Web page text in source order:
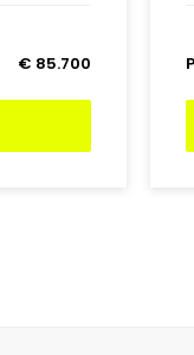
€ 85.700